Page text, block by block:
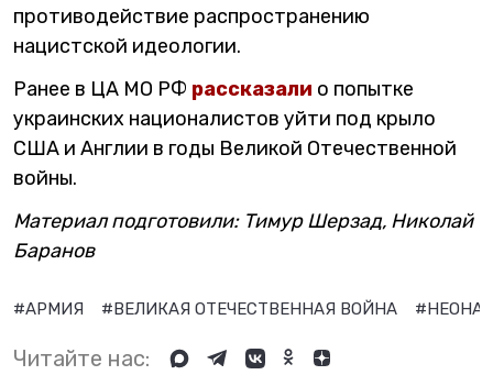
противодействие распространению
нацистской идеологии.
Ранее в ЦА МО РФ рассказали о попытке
украинских националистов уйти под крыло
США и Англии в годы Великой Отечественной
войны.
Материал подготовили: Тимур Шерзад, Николай
Баранов
#АРМИЯ #ВЕЛИКАЯ ОТЕЧЕСТВЕННАЯ ВОЙНА
Читайте нас: